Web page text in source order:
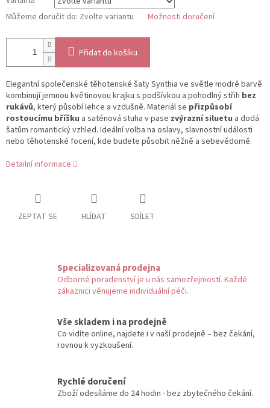
Můžeme doručit do: Zvolte variantu Možnosti doručení
Přidat do košíku
Elegantní společenské těhotenské šaty Synthia ve světle modré barvě
kombinují jemnou květinovou krajku s podšívkou a pohodlný střih bez
rukávů, který působí lehce a vzdušně. Materiál se přizpůsobí
rostoucímu bříšku a saténová stuha v pase zvýrazní siluetu a dodá
šatům romantický vzhled. Ideální volba na oslavy, slavnostní události
nebo těhotenské focení, kde budete působit něžně a sebevědomě.
Detailní informace
ZEPTAT SE HLÍDAT SDÍLET
Specializovaná prodejna
Odborné poradenství je u nás samozřejmostí. Každé
zákaznici věnujeme individuální péči.
Vše skladem i na prodejně
Co vidíte online, najdete i v naší prodejně – bez čekání,
rovnou k vyzkoušení.
Rychlé doručení
Zboží odesíláme do 24 hodin - bez zbytečného čekání.